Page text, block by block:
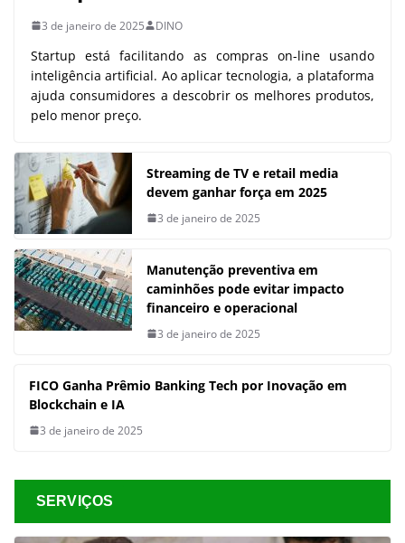
3 de janeiro de 2025 DINO
Startup está facilitando as compras on-line usando
inteligência artificial. Ao aplicar tecnologia, a plataforma
ajuda consumidores a descobrir os melhores produtos,
pelo menor preço.
Streaming de TV e retail media
devem ganhar força em 2025
3 de janeiro de 2025
Manutenção preventiva em
caminhões pode evitar impacto
financeiro e operacional
3 de janeiro de 2025
FICO Ganha Prêmio Banking Tech por Inovação em
Blockchain e IA
3 de janeiro de 2025
SERVIÇOS